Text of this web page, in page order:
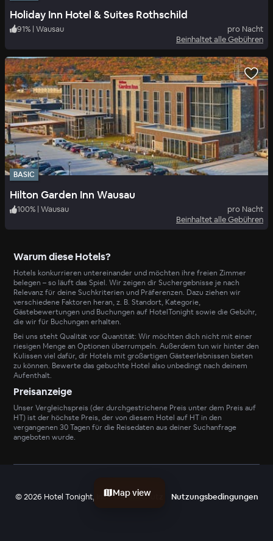
Holiday Inn Hotel & Suites Rothschild
91% | Wausau
pro Nacht
Beinhaltet alle Gebühren
BASIC
Hilton Garden Inn Wausau
100% | Wausau
pro Nacht
Beinhaltet alle Gebühren
Warum diese Hotels?
Hotels konkurrieren untereinander und möchten ihre freien Zimmer
belegen – so läuft das Spiel. Wir zeigen dir Suchergebnisse je nach
Relevanz für deine Suchkriterien und Präferenzen. Dazu ziehen wir
verschiedene Faktoren heran, z. B. Standort, Kategorie,
Gästebewertungen und Buchungen auf HotelTonight sowie die Gebühr,
die wir für Buchungen erhalten.
Bei uns steht Qualität vor Quantität: Wir möchten dich nicht mit einer
riesigen Menge an Optionen überrumpeln. Außerdem tun wir hinter den
Kulissen viel dafür, dir Hotels mit großartigen Gästeerlebnissen bieten
zu können. Bewerte das gebuchte Hotel also unbedingt nach deinem
Aufenthalt.
Preisanzeige
Unser Vergleichspreis (der durchgestrichene Preis unter dem Preis auf
HT) ist der höchste Preis, der von diesem Hotel auf HT in den
vergangenen 30 Tagen für die Reisedaten aus deiner Suchanfrage
angeboten wurde.
©2026 Hotel Tonight, Inc Datenschutz Nutzungsbedingungen
Map view